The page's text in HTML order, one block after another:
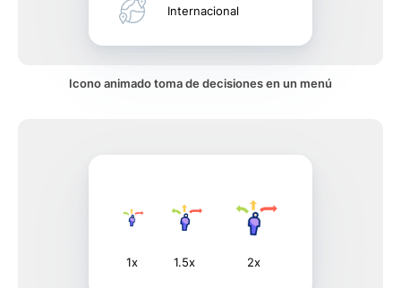
Internacional
Icono animado toma de decisiones en un menú
1x 1.5x 2x